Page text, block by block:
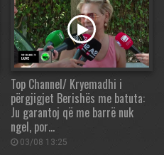
Top Channel/ Kryemadhi i
përgjigjet Berishës me batuta:
Ju garantoj që me barrë nuk
ngel, por…
03/08 13:25